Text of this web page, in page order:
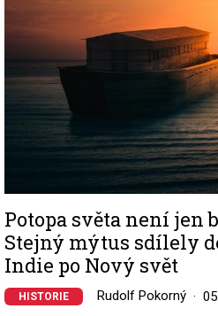
Potopa světa není jen
Stejný mýtus sdílely
Indie po Nový svět
HISTORIE Rudolf Pokorný